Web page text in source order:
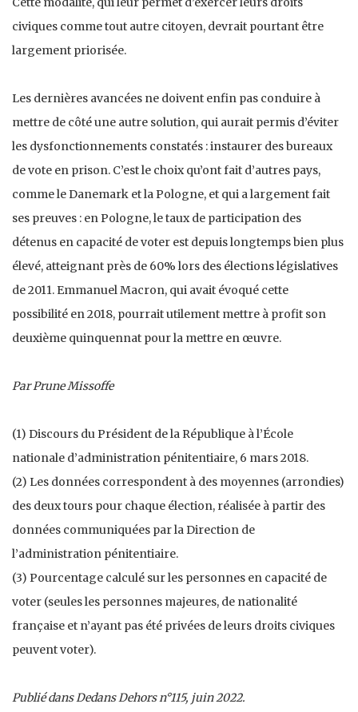
civiques comme tout autre citoyen, devrait pourtant être
largement priorisée.
Les dernières avancées ne doivent enfin pas conduire à
mettre de côté une autre solution, qui aurait permis d’éviter
les dysfonctionnements constatés : instaurer des bureaux
de vote en prison. C’est le choix qu’ont fait d’autres pays,
comme le Danemark et la Pologne, et qui a largement fait
ses preuves : en Pologne, le taux de participation des
détenus en capacité de voter est depuis longtemps bien plus
élevé, atteignant près de 60% lors des élections législatives
de 2011. Emmanuel Macron, qui avait évoqué cette
possibilité en 2018, pourrait utilement mettre à profit son
deuxième quinquennat pour la mettre en œuvre.
Par Prune Missoffe
(1) Discours du Président de la République à l’École
nationale d’administration pénitentiaire, 6 mars 2018.
(2) Les données correspondent à des moyennes (arrondies)
des deux tours pour chaque élection, réalisée à partir des
données communiquées par la Direction de
l’administration pénitentiaire.
(3) Pourcentage calculé sur les personnes en capacité de
voter (seules les personnes majeures, de nationalité
française et n’ayant pas été privées de leurs droits civiques
peuvent voter).
Publié dans Dedans Dehors n°115, juin 2022.